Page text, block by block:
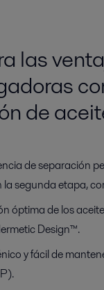
las
de
de separación
la segunda etapa,
óptima de los
Design™.
y fácil de